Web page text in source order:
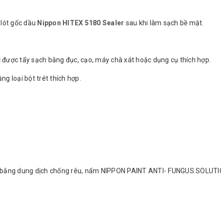
gốc dầu Nippon HITEX 5180 Sealer sau khi làm sạch bề mặt.
tẩy sạch bằng đục, cạo, máy chà xát hoặc dụng cụ thích hợp.
loại bột trét thích hợp.
dung dịch chống rêu, nấm NIPPON PAINT ANTI- FUNGUS